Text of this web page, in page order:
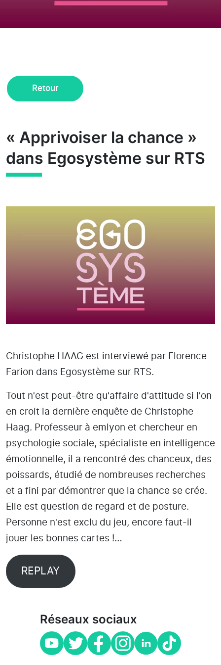
Retour
« Apprivoiser la chance »
dans Egosystème sur RTS
Christophe HAAG est interviewé par Florence
Farion dans Egosystème sur RTS.
Tout nʹest peut-être quʹaffaire dʹattitude si lʹon
en croit la dernière enquête de Christophe
Haag. Professeur à emlyon et chercheur en
psychologie sociale, spécialiste en intelligence
émotionnelle, il a rencontré des chanceux, des
poissards, étudié de nombreuses recherches
et a fini par démontrer que la chance se crée.
Elle est question de regard et de posture.
Personne nʹest exclu du jeu, encore faut-il
jouer les bonnes cartes !…
REPLAY
Réseaux sociaux